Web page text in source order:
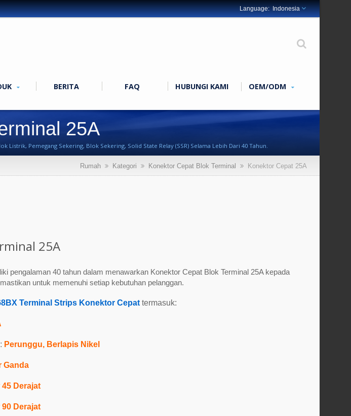
Indonesia
BERITA FAQ HUBUNGI KAMI OEM/ODM
25A
Pemegang Sekering, Blok Sekering, Solid State Relay (SSR) Selama Lebih Dari 40 Tahun.
Rumah Kategori Konektor Cepat Blok Terminal Konektor Cepat 25A
25A
pengalaman 40 tahun dalam menawarkan Konektor Cepat Blok Terminal 25A kepada
untuk memenuhi setiap kebutuhan pelanggan.
Terminal Strips Konektor Cepat termasuk:
Perunggu, Berlapis Nikel
Ganda
Derajat
Derajat